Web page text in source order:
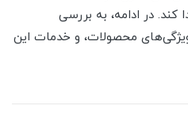
کند. در ادامه، به بررسی
ویژگی‌های محصولات، و خدمات این